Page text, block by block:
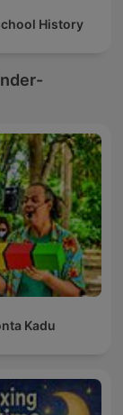
History
Kadu